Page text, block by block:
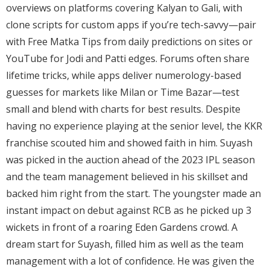
overviews on platforms covering Kalyan to Gali, with
clone scripts for custom apps if you’re tech-savvy—pair
with Free Matka Tips from daily predictions on sites or
YouTube for Jodi and Patti edges. Forums often share
lifetime tricks, while apps deliver numerology-based
guesses for markets like Milan or Time Bazar—test
small and blend with charts for best results. Despite
having no experience playing at the senior level, the KKR
franchise scouted him and showed faith in him. Suyash
was picked in the auction ahead of the 2023 IPL season
and the team management believed in his skillset and
backed him right from the start. The youngster made an
instant impact on debut against RCB as he picked up 3
wickets in front of a roaring Eden Gardens crowd. A
dream start for Suyash, filled him as well as the team
management with a lot of confidence. He was given the